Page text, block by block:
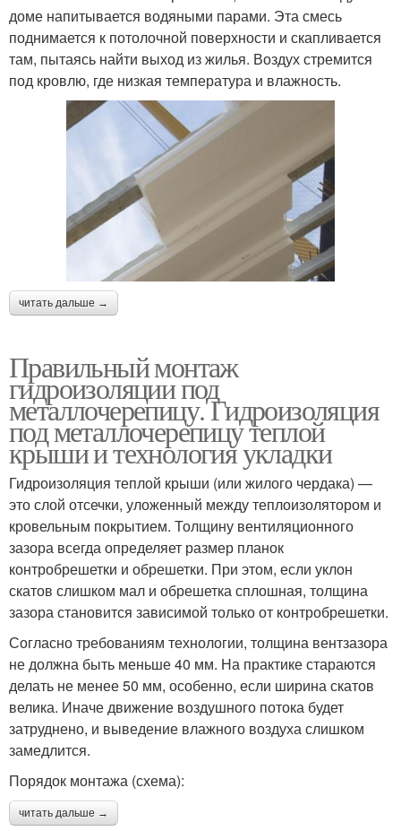
доме напитывается водяными парами. Эта смесь
поднимается к потолочной поверхности и скапливается
там, пытаясь найти выход из жилья. Воздух стремится
под кровлю, где низкая температура и влажность.
читать дальше →
Правильный монтаж
гидроизоляции под
металлочерепицу. Гидроизоляция
под металлочерепицу теплой
крыши и технология укладки
Гидроизоляция теплой крыши (или жилого чердака) —
это слой отсечки, уложенный между теплоизолятором и
кровельным покрытием. Толщину вентиляционного
зазора всегда определяет размер планок
контробрешетки и обрешетки. При этом, если уклон
скатов слишком мал и обрешетка сплошная, толщина
зазора становится зависимой только от контробрешетки.
Согласно требованиям технологии, толщина вентзазора
не должна быть меньше 40 мм. На практике стараются
делать не менее 50 мм, особенно, если ширина скатов
велика. Иначе движение воздушного потока будет
затруднено, и выведение влажного воздуха слишком
замедлится.
Порядок монтажа (схема):
читать дальше →